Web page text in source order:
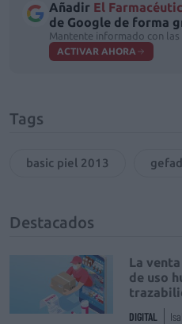
Añadir El
de Google de forma
Mantente informado con las
ACTIVAR AHORA
Tags
basic piel 2013 gefad
Destacados
La
de uso
DIGITAL